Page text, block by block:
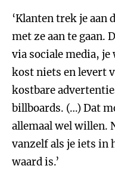
‘Klanten trek je aan
met ze aan te gaan.
via sociale media,
kost niets en levert
kostbare
billboards. (…) Dat
allemaal wel willen.
vanzelf als je iets in
waard is.’